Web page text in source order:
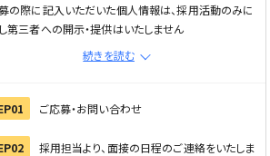
の際に記入いただいた個人情報は、採用活動のみに
第三者への開示・提供はいたしません
応募の場合は、メールで応募ボタンから応募フォーム
み情報を入力の上、直接企業へご連絡ください
さい
続きを読む
ご応募・お問い合わせ
採用担当より、面接の日程のご連絡をいたしま